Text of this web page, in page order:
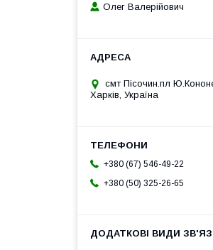
Олег Валерійович
смт Пісочин.пл
Харків, Україна
+380 (67) 546-49-22
+380 (50) 325-26-65